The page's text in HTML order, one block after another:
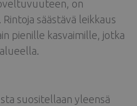
on
Rintoja säästävä leikkaus
pienille kasvaimille, jotka
suositellaan yleensä